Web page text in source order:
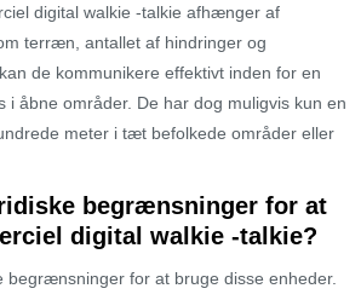
digital walkie -talkie afhænger af
terræn, antallet af hindringer og
de kommunikere effektivt inden for en
i åbne områder. De har dog muligvis kun en
meter i tæt befolkede områder eller
begrænsninger for at
digital walkie -talkie?
begrænsninger for at bruge disse enheder.